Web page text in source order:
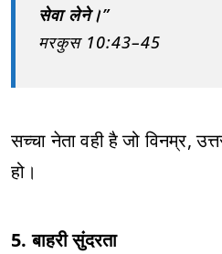
सेवा लेने।”
मरकुस 10:43–45
सच्चा नेता वही है जो विनम्र,
हो।
5. बाहरी सुंदरता